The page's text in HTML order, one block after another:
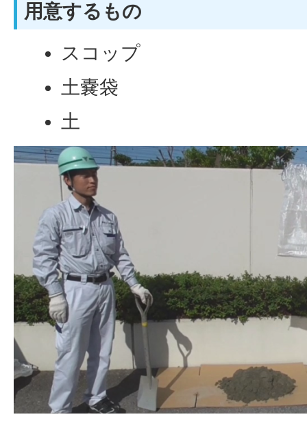
用意するもの
スコップ
土嚢袋
土